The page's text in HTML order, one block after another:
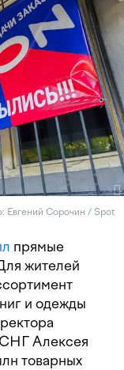
Евгений Сорочин / Spot
прямые
жителей
и одежды
Алексея
товарных